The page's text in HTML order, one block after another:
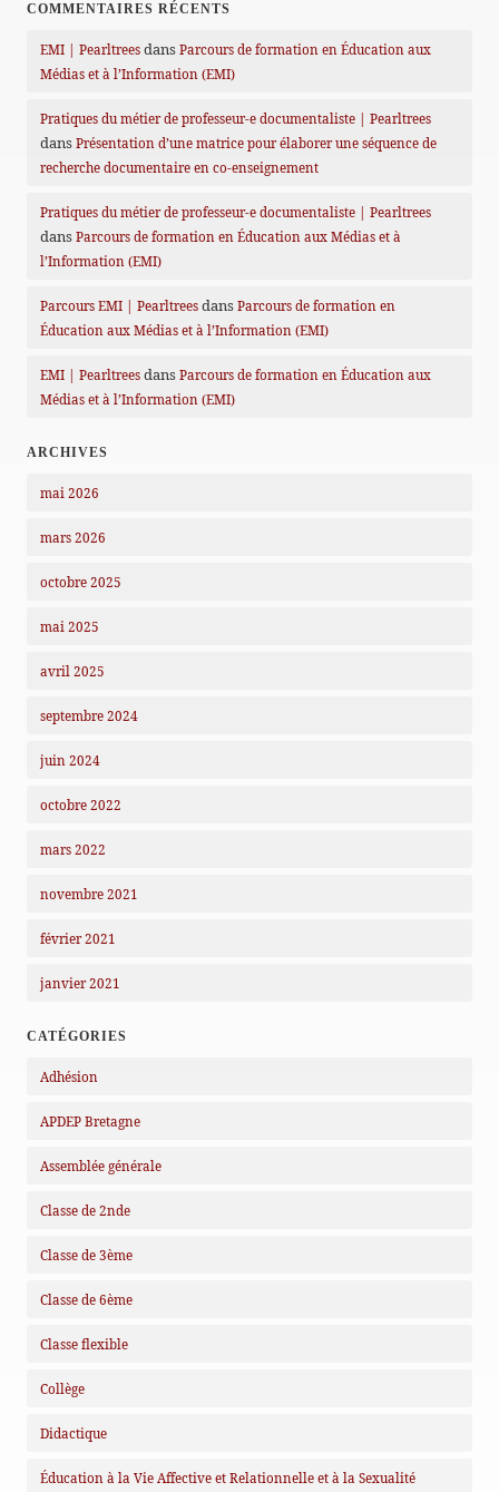
COMMENTAIRES RÉCENTS
EMI | Pearltrees dans Parcours de formation en Éducation aux
Médias et à l’Information (EMI)
Pratiques du métier de professeur-e documentaliste | Pearltrees
dans Présentation d’une matrice pour élaborer une séquence de
recherche documentaire en co-enseignement
Pratiques du métier de professeur-e documentaliste | Pearltrees
dans Parcours de formation en Éducation aux Médias et à
l’Information (EMI)
Parcours EMI | Pearltrees dans Parcours de formation en
Éducation aux Médias et à l’Information (EMI)
EMI | Pearltrees dans Parcours de formation en Éducation aux
Médias et à l’Information (EMI)
ARCHIVES
mai 2026
mars 2026
octobre 2025
mai 2025
avril 2025
septembre 2024
juin 2024
octobre 2022
mars 2022
novembre 2021
février 2021
janvier 2021
CATÉGORIES
Adhésion
APDEP Bretagne
Assemblée générale
Classe de 2nde
Classe de 3ème
Classe de 6ème
Classe flexible
Collège
Didactique
Éducation à la Vie Affective et Relationnelle et à la Sexualité